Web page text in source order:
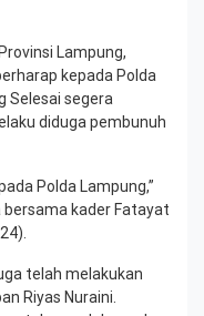
Lampung,
kepada Polda
Selesai segera
diduga pembunuh
Polda Lampung,”
bersama kader Fatayat
telah melakukan
Riyas Nuraini.